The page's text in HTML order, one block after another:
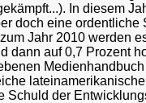
In diesem
doch eine
Jahr 2010 werden
dann auf 0,7 Prozent
Schuld der